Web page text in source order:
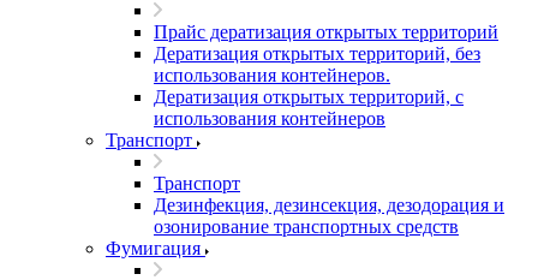
Прайс дератизация открытых территорий
Дератизация открытых территорий, без
использования контейнеров.
Дератизация открытых территорий, с
использования контейнеров
Транспорт
Транспорт
Дезинфекция, дезинсекция, дезодорация и
озонирование транспортных средств
Фумигация